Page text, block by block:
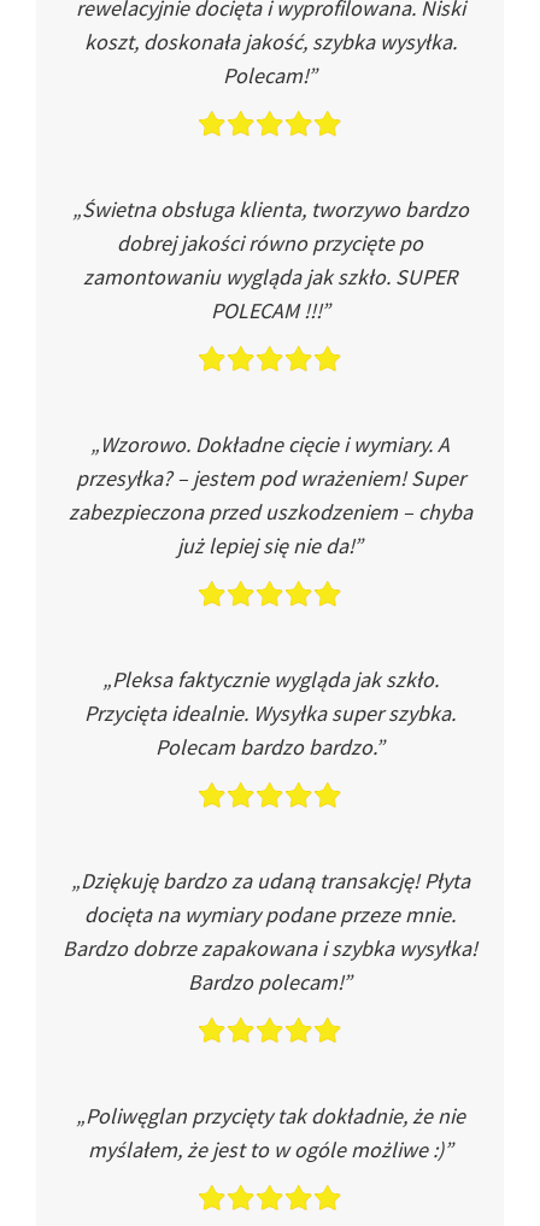
rewelacyjnie docięta i wyprofilowana. Niski
koszt, doskonała jakość, szybka wysyłka.
Polecam!”
„Świetna obsługa klienta, tworzywo bardzo
dobrej jakości równo przycięte po
zamontowaniu wygląda jak szkło. SUPER
POLECAM !!!”
„Wzorowo. Dokładne cięcie i wymiary. A
przesyłka? – jestem pod wrażeniem! Super
zabezpieczona przed uszkodzeniem – chyba
już lepiej się nie da!”
„Pleksa faktycznie wygląda jak szkło.
Przycięta idealnie. Wysyłka super szybka.
Polecam bardzo bardzo.”
„Dziękuję bardzo za udaną transakcję! Płyta
docięta na wymiary podane przeze mnie.
Bardzo dobrze zapakowana i szybka wysyłka!
Bardzo polecam!”
„Poliwęglan przycięty tak dokładnie, że nie
myślałem, że jest to w ogóle możliwe :)”